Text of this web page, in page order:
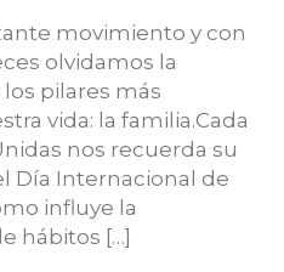
movimiento y con
olvidamos la
pilares más
vida: la familia.Cada
nos recuerda su
Día Internacional de
influye la
hábitos […]